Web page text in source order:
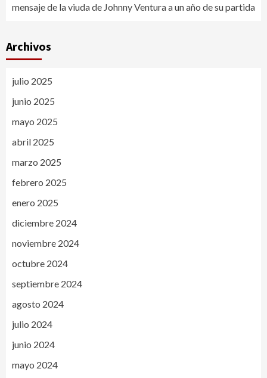
mensaje de la viuda de Johnny Ventura a un año de su partida
Archivos
julio 2025
junio 2025
mayo 2025
abril 2025
marzo 2025
febrero 2025
enero 2025
diciembre 2024
noviembre 2024
octubre 2024
septiembre 2024
agosto 2024
julio 2024
junio 2024
mayo 2024